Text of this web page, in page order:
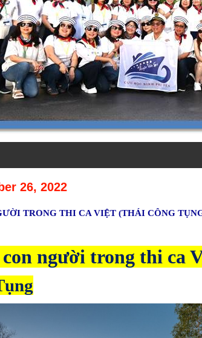
26, 2022
TRONG THI CA VIỆT (THÁI CÔNG
người trong thi ca